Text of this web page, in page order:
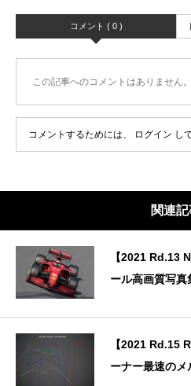
コメント ( 0 )
この記事へのコメントはありません。
コメントするためには、 ログイン し
関連
【2021 Rd.13
ール高画質写真
【2021 Rd.15
ーナー最速のメ